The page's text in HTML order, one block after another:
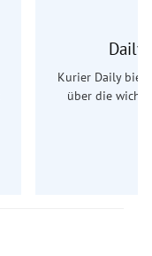
Daily
Kurier Daily
über die